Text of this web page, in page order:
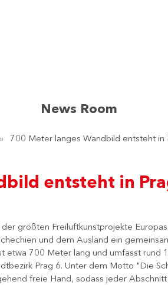
News Room
700 Meter langes Wandbild entsteht in
entsteht in
größten Freiluftkunstprojekte
und dem Ausland ein
etwa 700 Meter lang und umfasst rund
Prag 6. Unter dem Motto "Die
freie Hand, sodass jeder